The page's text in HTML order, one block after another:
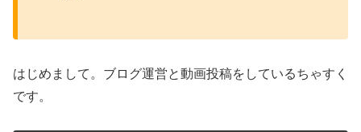
はじめまして。ブログ運営と動画投稿をしているちゃすく
です。